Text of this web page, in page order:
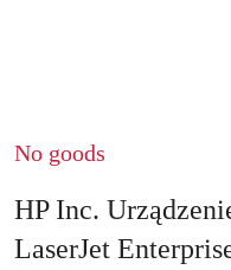
No goods
HP Inc.
LaserJet